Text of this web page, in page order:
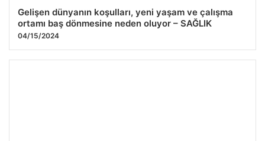
Gelişen dünyanın koşulları, yeni yaşam ve çalışma
ortamı baş dönmesine neden oluyor – SAĞLIK
04/15/2024